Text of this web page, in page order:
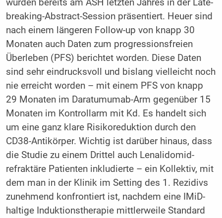
wurden bereits am ASH letzten Jahres in der Late-
breaking-Abstract-Session präsentiert. Heuer sind
nach einem längeren Follow-up von knapp 30
Monaten auch Daten zum progressionsfreien
Überleben (PFS) berichtet worden. Diese Daten
sind sehr eindrucksvoll und bislang vielleicht noch
nie erreicht worden – mit einem PFS von knapp
29 Monaten im Daratumumab-Arm gegenüber 15
Monaten im Kontrollarm mit Kd. Es handelt sich
um eine ganz klare Risikoreduktion durch den
CD38-Antikörper. Wichtig ist darüber hinaus, dass
die Studie zu einem Drittel auch Lenalidomid-
refraktäre Patienten inkludierte – ein Kollektiv, mit
dem man in der Klinik im Setting des 1. Rezidivs
zunehmend konfrontiert ist, nachdem eine IMiD-
haltige Induktionstherapie mittlerweile Standard